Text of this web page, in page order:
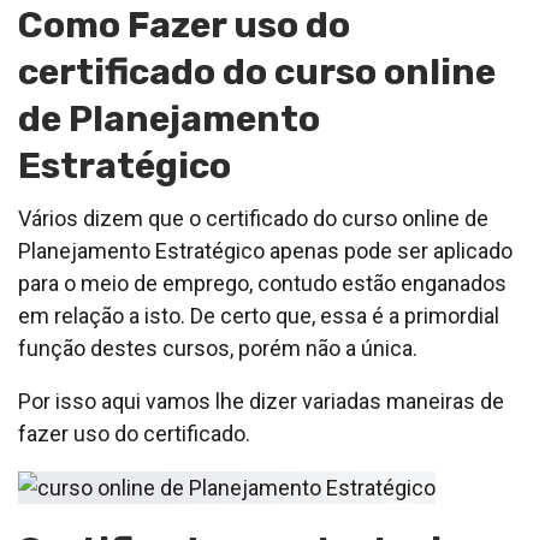
Como Fazer uso do
certificado do curso online
de Planejamento
Estratégico
Vários dizem que o certificado do curso online de
Planejamento Estratégico apenas pode ser aplicado
para o meio de emprego, contudo estão enganados
em relação a isto. De certo que, essa é a primordial
função destes cursos, porém não a única.
Por isso aqui vamos lhe dizer variadas maneiras de
fazer uso do certificado.